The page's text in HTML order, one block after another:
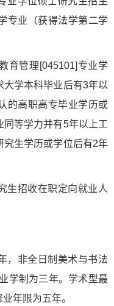
专业（获得法学第二学
育管理[045101]专业学
学本科毕业后有3年以
的高职高专毕业学历或
同等学力并有5年以上工
究生学历或学位后有2年
生招收在职定向就业人
，非全日制美术与书法
学制为三年。学术型最
年限为五年。